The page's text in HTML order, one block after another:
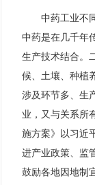
中药工业不
中药是在几千年
生产技术结合。
候、土壤、种植
涉及环节多、生
业，又与关系所
施方案》以习近
进产业政策、监
鼓励各地因地制